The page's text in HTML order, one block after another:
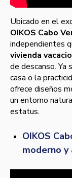
Ubicado en el
OIKOS Cabo
independientes
vivienda
de descanso. Ya
casa o la
ofrece diseños
un entorno
estatus.
OIKOS
moderno y